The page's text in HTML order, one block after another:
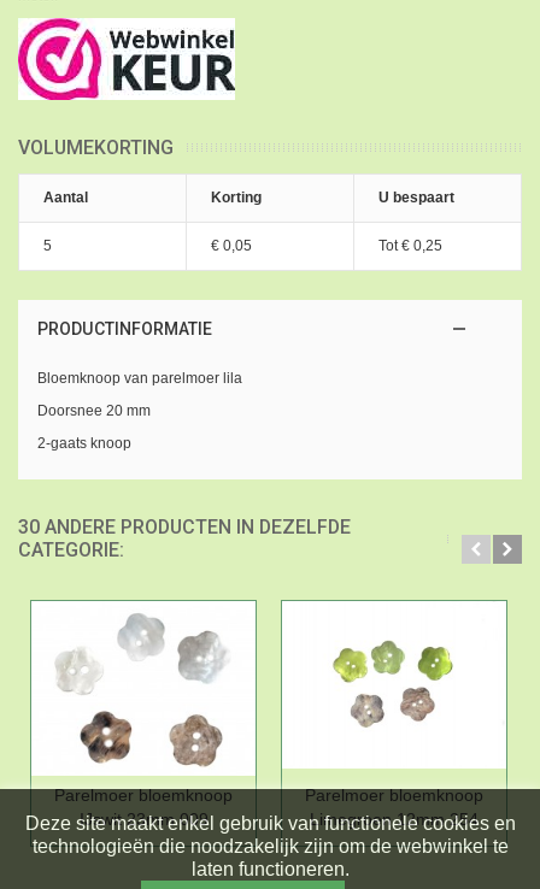
VOLUMEKORTING
Aantal Korting U bespaart
5 € 0,05 Tot€ 0,25
PRODUCTINFORMATIE
Bloemknoop van parelmoer lila
Doorsnee 20 mm
2-gaats knoop
30 ANDERE PRODUCTEN IN DEZELFDE
CATEGORIE:
Parelmoer bloemknoop
IJswit 23mm 009
Parelmoer bloemknoop
Limegroen 12mm 254
Deze site maakt enkel gebruik van functionele cookies en
technologieën die noodzakelijk zijn om de webwinkel te
laten functioneren.